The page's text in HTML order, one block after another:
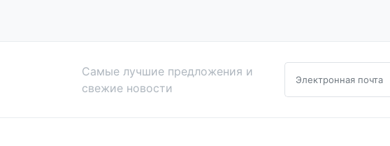
Самые лучшие предложения и
свежие новости